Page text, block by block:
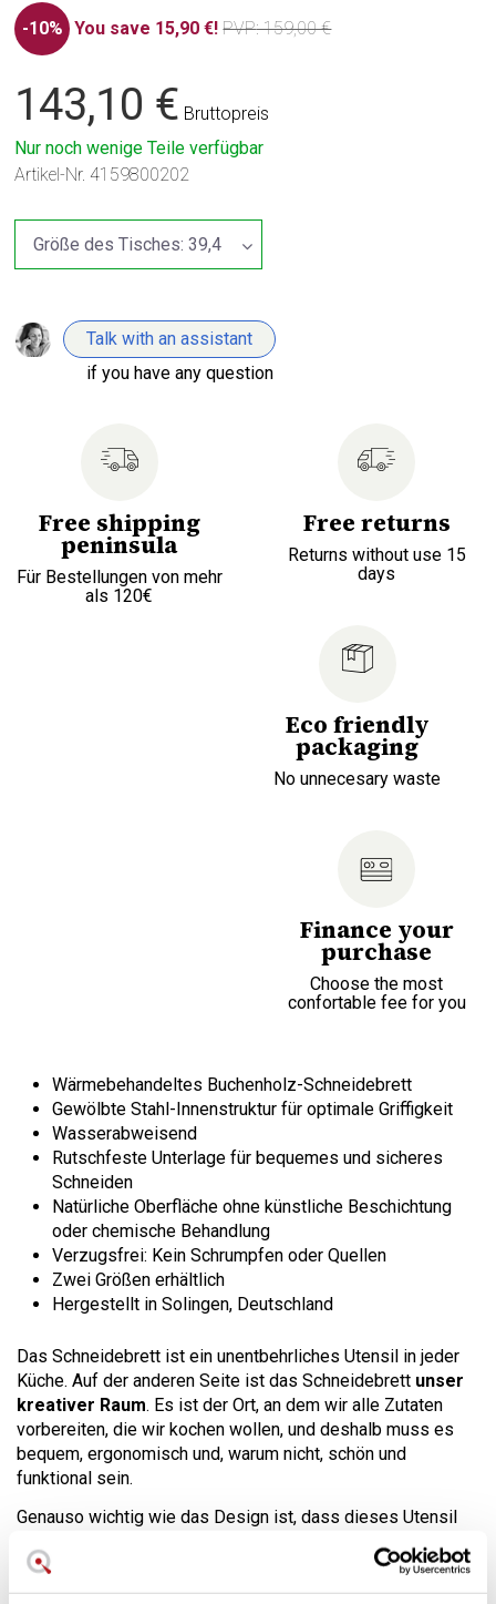
-10% You save 15,90 €! PVP: 159,00 €
143,10 € Bruttopreis
Nur noch wenige Teile verfügbar
Artikel-Nr. 4159800202
Talk with an assistant
if you have any question
Free shipping
peninsula
Für Bestellungen von mehr
als 120€
Free returns
Returns without use 15
days
Eco friendly
packaging
No unnecesary waste
Finance your
purchase
Choose the most
confortable fee for you
Wärmebehandeltes Buchenholz-Schneidebrett
Gewölbte Stahl-Innenstruktur für optimale Griffigkeit
Wasserabweisend
Rutschfeste Unterlage für bequemes und sicheres
Schneiden
Natürliche Oberfläche ohne künstliche Beschichtung
oder chemische Behandlung
Verzugsfrei: Kein Schrumpfen oder Quellen
Zwei Größen erhältlich
Hergestellt in Solingen, Deutschland
Das Schneidebrett ist ein unentbehrliches Utensil in jeder
Küche. Auf der anderen Seite ist das Schneidebrett unser
kreativer Raum. Es ist der Ort, an dem wir alle Zutaten
vorbereiten, die wir kochen wollen, und deshalb muss es
bequem, ergonomisch und, warum nicht, schön und
funktional sein.
Genauso wichtig wie das Design ist, dass dieses Utensil
leicht zu reinigen und zu pflegen sein sollte. Das
Schneidebrett sollte vor jedem Gebrauch gründlich gereinigt
werden.